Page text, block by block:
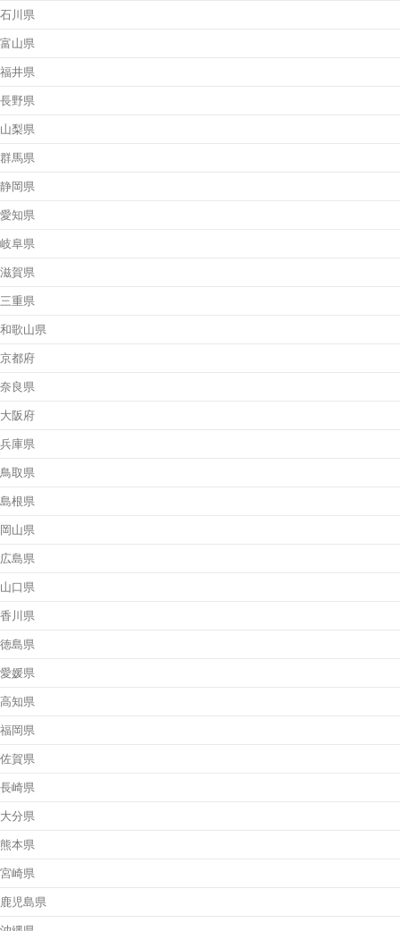
石川県
富山県
福井県
長野県
山梨県
群馬県
静岡県
愛知県
岐阜県
滋賀県
三重県
和歌山県
京都府
奈良県
大阪府
兵庫県
鳥取県
島根県
岡山県
広島県
山口県
香川県
徳島県
愛媛県
高知県
福岡県
佐賀県
長崎県
大分県
熊本県
宮崎県
鹿児島県